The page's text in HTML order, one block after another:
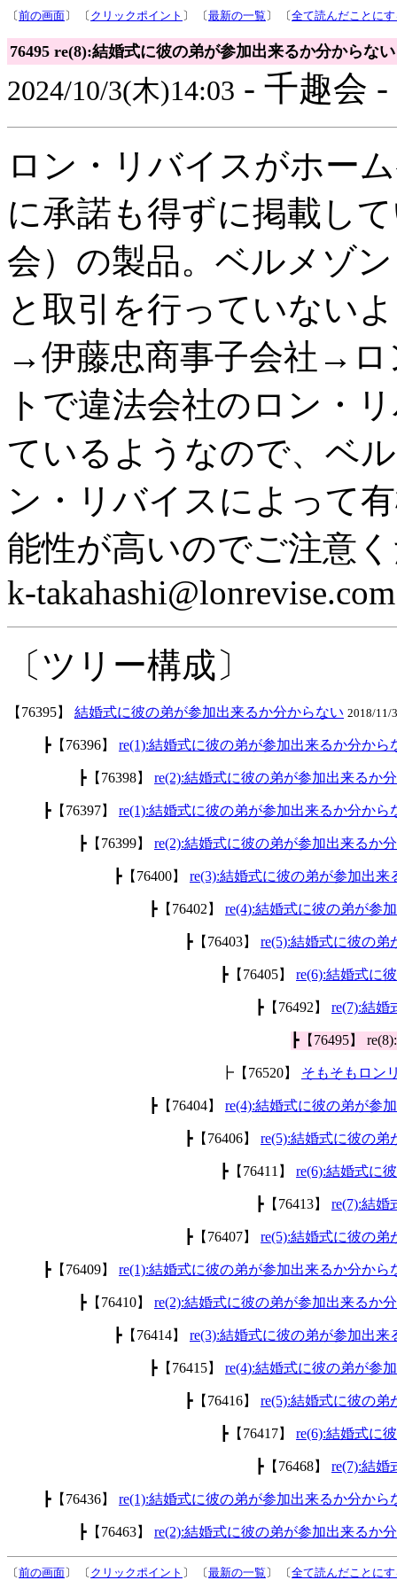
〔前の画面〕 〔 クリックポイント 〕 〔最新の一覧 〕 〔全て読んだことに
76495 re(8):結婚式に彼の弟が参加出来るか分からない
2024/10/3(木)14:03 - 千趣会 -
ロン・リバイスがホー
に承諾も得ずに掲載し
会）の製品。ベルメゾ
と取引を行っていない
→伊藤忠商事子会社→ロ
トで違法会社のロン・
ているようなので、ベ
ン・リバイスによって
能性が高いのでご注意
k-takahashi@lonrevise.com
〔ツリー構成〕
【76395】 結婚式に彼の弟が参加出来るか分からない 2018/11/
┣【76396】 re(1):結婚式に彼の弟が参加出来るか分から
┣【76398】 re(2):結婚式に彼の弟が参加出来るか
┣【76397】 re(1):結婚式に彼の弟が参加出来るか分から
┣【76399】 re(2):結婚式に彼の弟が参加出来るか
┣【76400】 re(3):結婚式に彼の弟が参加出来
┣【76402】 re(4):結婚式に彼の弟が参
┣【76403】 re(5):結婚式に彼の
┣【76405】 re(6):結婚式に
┣【76492】 re(7):結婚
┣【76495】
┣【76520】 そもそもロン
┣【76404】 re(4):結婚式に彼の弟が参
┣【76406】 re(5):結婚式に彼の
┣【76411】 re(6):結婚式に
┣【76413】 re(7):結婚
┣【76407】 re(5):結婚式に彼の
┣【76409】 re(1):結婚式に彼の弟が参加出来るか分から
┣【76410】 re(2):結婚式に彼の弟が参加出来るか
┣【76414】 re(3):結婚式に彼の弟が参加出来
┣【76415】 re(4):結婚式に彼の弟が参
┣【76416】 re(5):結婚式に彼の
┣【76417】 re(6):結婚式に
┣【76468】 re(7):結婚
┣【76436】 re(1):結婚式に彼の弟が参加出来るか分から
┣【76463】 re(2):結婚式に彼の弟が参加出来るか
〔前の画面〕 〔 クリックポイント 〕 〔最新の一覧 〕 〔全て読んだことに